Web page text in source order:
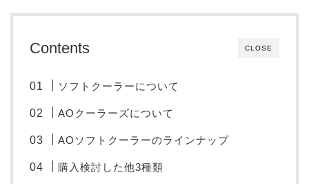
CLOSE
Contents
ソフトクーラーについて
AOクーラーズについて
AOソフトクーラーのラインナップ
購入検討した他3種類